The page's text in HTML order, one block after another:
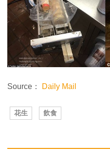
Source： Daily Mail
花生 飲食